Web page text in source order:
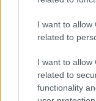
I want to allow
related to
I want to allow
related to
functionality
Nagyvilág
legjobb élni